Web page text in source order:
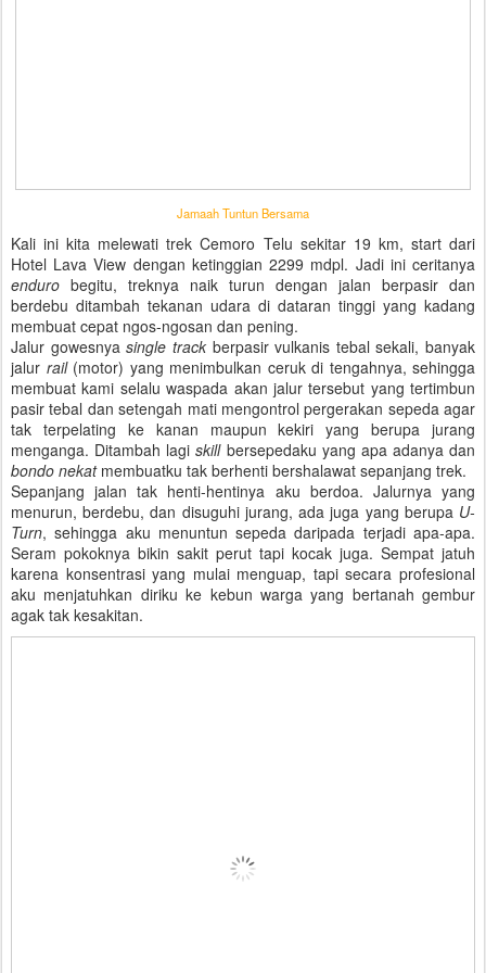
Jamaah Tuntun Bersama
Kali ini kita melewati trek Cemoro Telu sekitar 19 km, start dari
Hotel Lava View dengan ketinggian 2299 mdpl. Jadi ini ceritanya
enduro begitu, treknya naik turun dengan jalan berpasir dan
berdebu ditambah tekanan udara di dataran tinggi yang kadang
membuat cepat ngos-ngosan dan pening.
Jalur gowesnyasingle trackberpasir vulkanis tebal sekali, banyak
jalur rail(motor) yang menimbulkan ceruk di tengahnya, sehingga
membuat kami selalu waspada akan jalur tersebut yang tertimbun
pasir tebal dan setengah mati mengontrol pergerakan sepeda agar
tak terpelating ke kanan maupun kekiri yang berupa jurang
menganga. Ditambah lagiskillbersepedaku yang apa adanya dan
bondo nekatmembuatku tak berhenti bershalawat sepanjang trek.
Sepanjang jalan tak henti-hentinya aku berdoa. Jalurnya yang
menurun, berdebu, dan disuguhi jurang, ada juga yang berupa U-
Turn, sehingga aku menuntun sepeda daripada terjadi apa-apa.
Seram pokoknya bikin sakit perut tapi kocak juga. Sempat jatuh
karena konsentrasi yang mulai menguap, tapi secara profesional
aku menjatuhkan diriku ke kebun warga yang bertanah gembur
agak tak kesakitan.